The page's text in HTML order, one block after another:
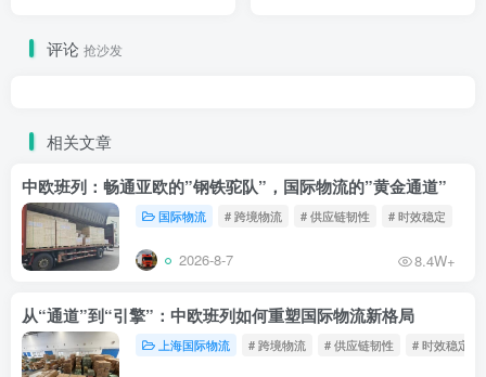
评论 抢沙发
相关文章
中欧班列：畅通亚欧的”钢铁驼队”，国际物流的”黄金通道”
国际物流 # 跨境物流 # 供应链韧性 # 时效稳定
2026-8-7 8.4W+
从“通道”到“引擎”：中欧班列如何重塑国际物流新格局
上海国际物流 # 跨境物流 # 供应链韧性 # 时效稳定